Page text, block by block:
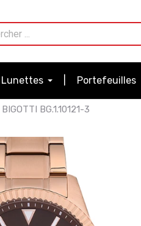
Lunettes Portefeuilles
BG.1.10121-3